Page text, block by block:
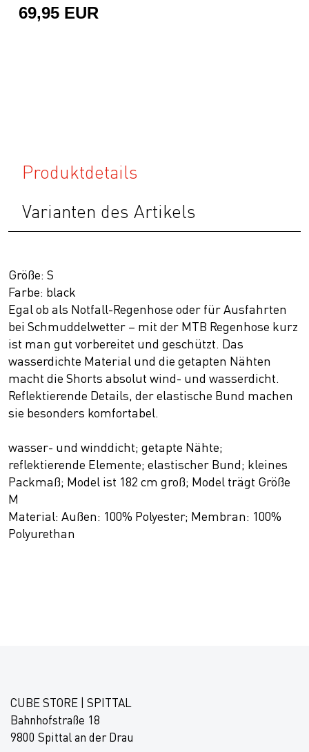
69,95 EUR
Produktdetails
Varianten des Artikels
Größe: S
Farbe: black
Egal ob als Notfall-Regenhose oder für Ausfahrten
bei Schmuddelwetter – mit der MTB Regenhose kurz
ist man gut vorbereitet und geschützt. Das
wasserdichte Material und die getapten Nähten
macht die Shorts absolut wind- und wasserdicht.
Reflektierende Details, der elastische Bund machen
sie besonders komfortabel.
wasser- und winddicht; getapte Nähte;
reflektierende Elemente; elastischer Bund; kleines
Packmaß; Model ist 182 cm groß; Model trägt Größe
M
Material: Außen: 100% Polyester; Membran: 100%
Polyurethan
CUBE STORE | SPITTAL
Bahnhofstraße 18
9800 Spittal an der Drau